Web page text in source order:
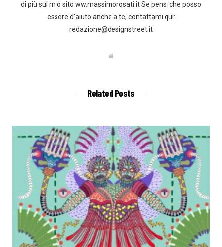
di più sul mio sito ww.massimorosati.it Se pensi che posso
essere d'aiuto anche a te, contattami qui:
redazione@designstreet.it
W
Related Posts